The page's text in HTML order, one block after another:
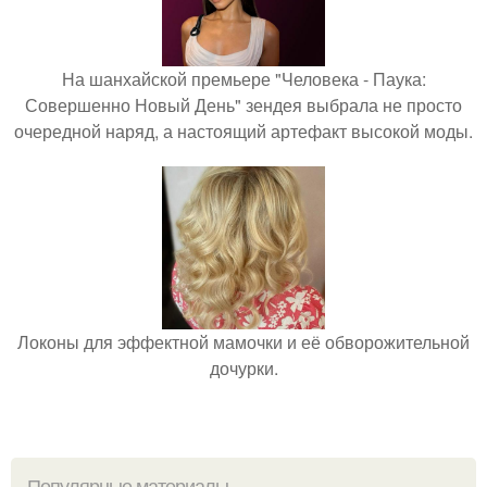
На шанхайской премьере "Человека - Паука:
Совершенно Новый День" зендея выбрала не просто
очередной наряд, а настоящий артефакт высокой моды.
Локоны для эффектной мамочки и её обворожительной
дочурки.